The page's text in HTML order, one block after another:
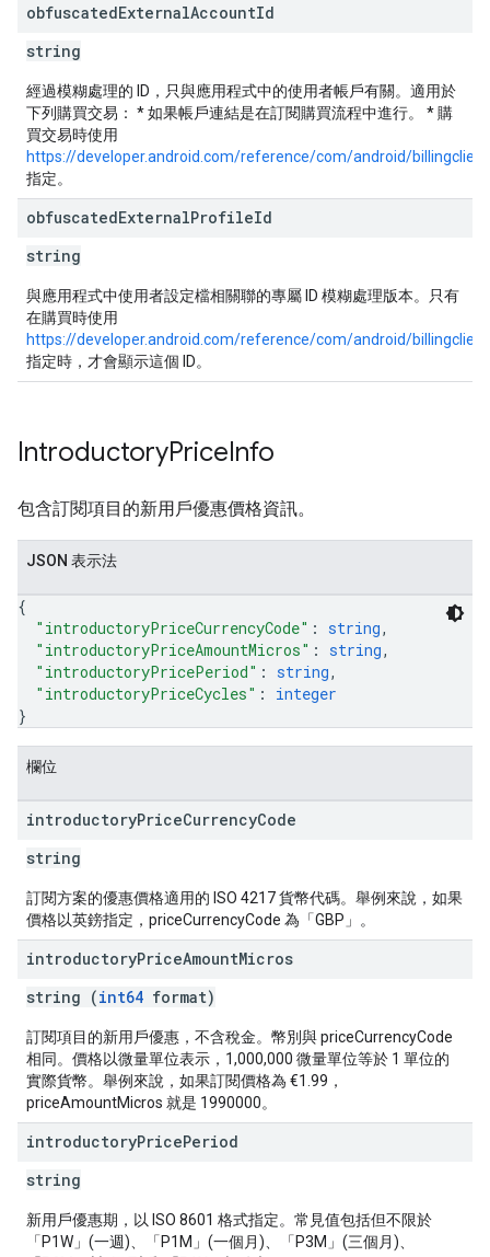
obfuscatedExternalAccountId
string
經過模糊處理的 ID，只與應用程式中的使用者帳戶有關。適用於
下列購買交易： * 如果帳戶連結是在訂閱購買流程中進行。 * 購
買交易時使用
https://developer.android.com/reference/com/android/
指定。
obfuscatedExternalProfileId
string
與應用程式中使用者設定檔相關聯的專屬 ID 模糊處理版本。只有
在購買時使用
https://developer.android.com/reference/com/android/
指定時，才會顯示這個 ID。
IntroductoryPriceInfo
包含訂閱項目的新用戶優惠價格資訊。
JSON 表示法
{
"introductoryPriceCurrencyCode" : string,
"introductoryPriceAmountMicros" : string,
"introductoryPricePeriod" : string,
"introductoryPriceCycles" : integer
}
欄位
introductoryPriceCurrencyCode
string
訂閱方案的優惠價格適用的 ISO 4217 貨幣代碼。舉例來說，如果
價格以英鎊指定，priceCurrencyCode 為「GBP」。
introductoryPriceAmountMicros
string (int64 format)
訂閱項目的新用戶優惠，不含稅金。幣別與 priceCurrencyCode
相同。價格以微量單位表示，1,000,000 微量單位等於 1 單位的
實際貨幣。舉例來說，如果訂閱價格為 €1.99，
priceAmountMicros 就是 1990000。
introductoryPricePeriod
string
新用戶優惠期，以 ISO 8601 格式指定。常見值包括但不限於
「P1W」(一週)、「P1M」(一個月)、「P3M」(三個月)、